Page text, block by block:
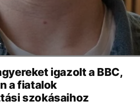
igazolt a BBC,
a fiatalok
szokásaihoz